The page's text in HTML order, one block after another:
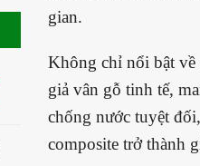
gian.
Không chỉ nổi bật về
giả vân gỗ tinh tế,
chống nước tuyệt
composite trở thành